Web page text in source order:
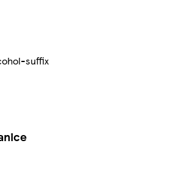
suffix